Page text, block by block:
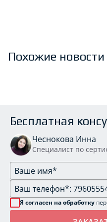
Похожие новости
Бесплатная
Чеснокова Инна
Специалист по
Я согласен на обработку